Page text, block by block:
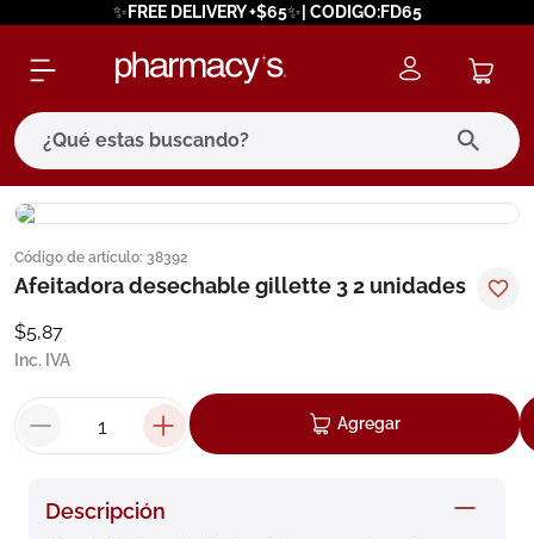
✨FREE DELIVERY +$65✨| CODIGO:FD65
¿Qué estas buscando?
Código de artículo: 38392
Afeitadora desechable gillette 3 2 unidades
$5,87
Inc. IVA
Agregar
Descripción
términos más buscados
1. eucerin
3
cerave
7. isdin